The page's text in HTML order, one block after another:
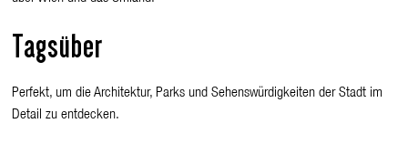
Tagsüber
Perfekt, um die Architektur, Parks und Sehenswürdigkeiten der Stadt im
Detail zu entdecken.